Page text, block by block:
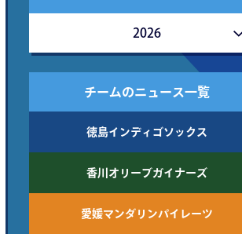
2026
チームのニュース一覧
徳島インディゴソックス
香川オリーブガイナーズ
愛媛マンダリンパイレーツ